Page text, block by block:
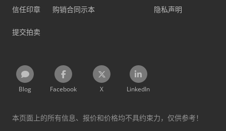
信任印章
提交拍卖
购销合同示本 隐私声明
Blog Facebook X LinkedIn
本页面上的所有信息、报价和价格均不具约束力，仅供参考！